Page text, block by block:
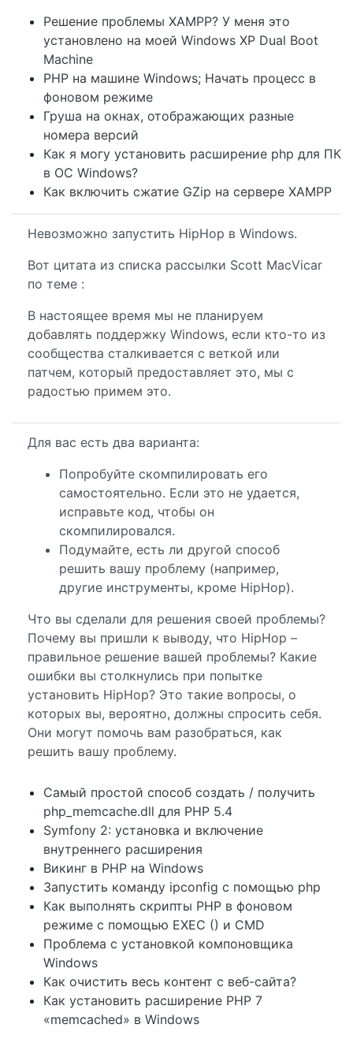
Решение проблемы XAMPP? У меня это
установлено на моей Windows XP Dual Boot
Machine
PHP на машине Windows; Начать процесс в
фоновом режиме
Груша на окнах, отображающих разные
номера версий
Как я могу установить расширение php для ПК
в ОС Windows?
Как включить сжатие GZip на сервере XAMPP
Невозможно запустить HipHop в Windows.
Вот цитата из списка рассылки Scott MacVicar
по теме :
В настоящее время мы не планируем
добавлять поддержку Windows, если кто-то из
сообщества сталкивается с веткой или
патчем, который предоставляет это, мы с
радостью примем это.
Для вас есть два варианта:
Попробуйте скомпилировать его
самостоятельно. Если это не удается,
исправьте код, чтобы он
скомпилировался.
Подумайте, есть ли другой способ
решить вашу проблему (например,
другие инструменты, кроме HipHop).
Что вы сделали для решения своей проблемы?
Почему вы пришли к выводу, что HipHop –
правильное решение вашей проблемы? Какие
ошибки вы столкнулись при попытке
установить HipHop? Это такие вопросы, о
которых вы, вероятно, должны спросить себя.
Они могут помочь вам разобраться, как
решить вашу проблему.
Самый простой способ создать / получить
php_memcache.dll для PHP 5.4
Symfony 2: установка и включение
внутреннего расширения
Викинг в PHP на Windows
Запустить команду ipconfig с помощью php
Как выполнять скрипты PHP в фоновом
режиме с помощью EXEC () и CMD
Проблема с установкой компоновщика
Windows
Как очистить весь контент с веб-сайта?
Как установить расширение PHP 7
«memcached» в Windows